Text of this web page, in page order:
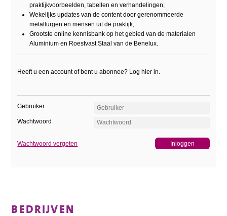
praktijkvoorbeelden, tabellen en verhandelingen;
Wekelijks updates van de content door gerenommeerde
metallurgen en mensen uit de praktijk;
Grootste online kennisbank op het gebied van de materialen
Aluminium en Roestvast Staal van de Benelux.
Heeft u een account of bent u abonnee? Log hier in.
Gebruiker
Wachtwoord
Wachtwoord vergeten
BEDRIJVEN